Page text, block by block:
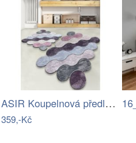
ASIR Koupelnová předložka CIRCLE…
359,-Kč